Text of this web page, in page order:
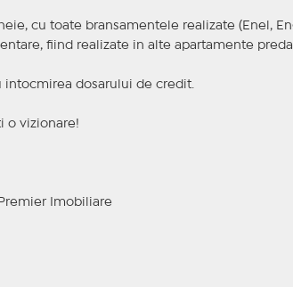
cu toate bransamentele realizate (Enel,
fiind realizate in alte apartamente
dosarului de credit.
o vizionare!
Imobiliare